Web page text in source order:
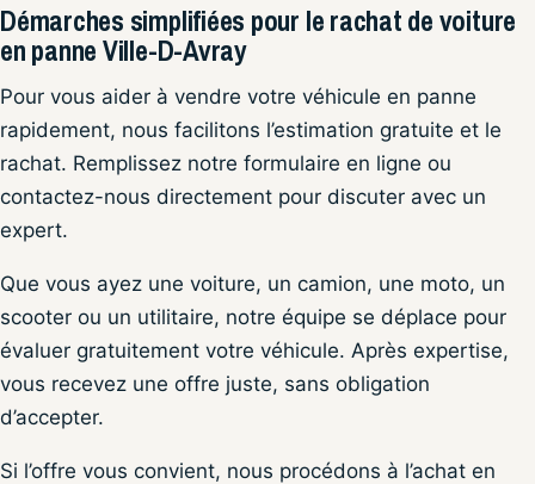
Démarches simplifiées pour le rachat de voiture
en panne Ville-D-Avray
Pour vous aider à vendre votre véhicule en panne
rapidement, nous facilitons l’estimation gratuite et le
rachat. Remplissez notre formulaire en ligne ou
contactez-nous directement pour discuter avec un
expert.
Que vous ayez une voiture, un camion, une moto, un
scooter ou un utilitaire, notre équipe se déplace pour
évaluer gratuitement votre véhicule. Après expertise,
vous recevez une offre juste, sans obligation
d’accepter.
Si l’offre vous convient, nous procédons à l’achat en